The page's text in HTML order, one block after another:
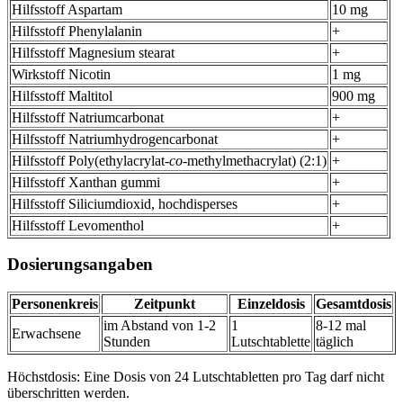
Hilfsstoff Aspartam
10 mg
Hilfsstoff Phenylalanin
+
Hilfsstoff Magnesium stearat
+
Wirkstoff Nicotin
1 mg
Hilfsstoff Maltitol
900 mg
Hilfsstoff Natriumcarbonat
+
Hilfsstoff Natriumhydrogencarbonat
+
Hilfsstoff Poly(ethylacrylat-co-methylmethacrylat) (2:1) +
Hilfsstoff Xanthan gummi
+
Hilfsstoff Siliciumdioxid, hochdisperses
+
Hilfsstoff Levomenthol
+
Dosierungsangaben
Personenkreis Zeitpunkt Einzeldosis
Gesamtdosis
Erwachsene
im Abstand von 1-2
Stunden
1
Lutschtablette
8-12 mal
täglich
Höchstdosis: Eine Dosis von 24 Lutschtabletten pro Tag darf nicht
überschritten werden.